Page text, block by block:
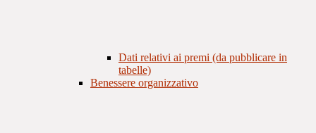
Dati relativi ai premi (da pubblicare in
tabelle)
Benessere organizzativo